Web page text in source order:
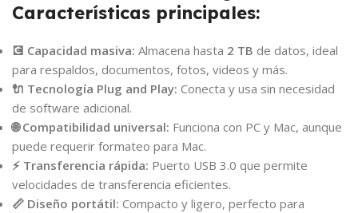
Características principales:
💽 Capacidad masiva: Almacena hasta 2 TB de datos, ideal
para respaldos, documentos, fotos, videos y más.
🔌 Tecnología Plug and Play: Conecta y usa sin necesidad
de software adicional.
🌐 Compatibilidad universal: Funciona con PC y Mac, aunque
puede requerir formateo para Mac.
⚡ Transferencia rápida: Puerto USB 3.0 que permite
velocidades de transferencia eficientes.
📏 Diseño portátil: Compacto y ligero, perfecto para